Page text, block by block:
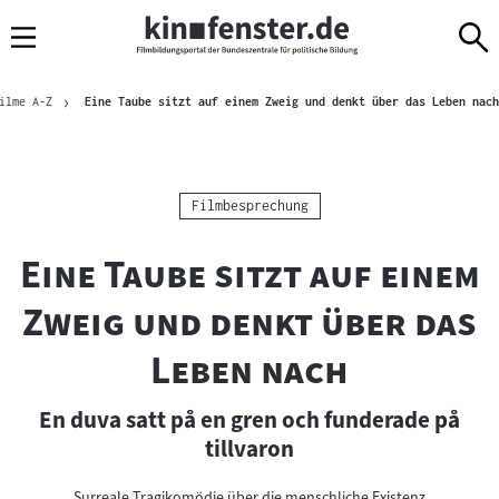
Navigation
zum
zur
amBrotkrümelnavigation
A-Z Eine Taube sitzt auf einem Zweig und denkt über das Leben nach
Kategorie:
Filmbesprechung
"
Eine Taube sitzt auf einem
Zweig und denkt über das
Leben nach
En duva satt på en gren och funderade på
tillvaron